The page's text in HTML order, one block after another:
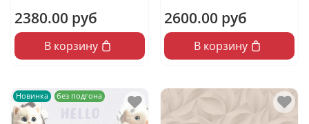
2380.00 руб
В корзину
2600.00 руб
В корзину
Новинка без подгона